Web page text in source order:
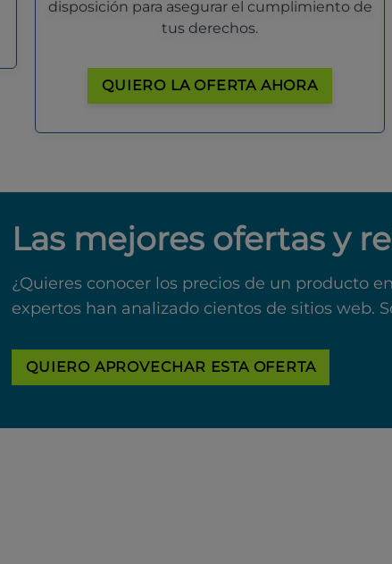
disposición para asegurar el cumplimiento de
tus derechos.
QUIERO LA OFERTA AHORA
Las mejores ofertas y
¿Quieres conocer los precios de un producto
expertos han analizado cientos de sitios web.
QUIERO APROVECHAR ESTA OFERTA